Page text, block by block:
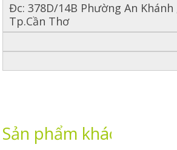
Đc: 378D/14B Phường An
Tp.Cần Thơ
Sản phẩm khác